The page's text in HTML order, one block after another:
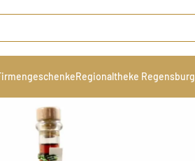
Regionaltheke Regensburg
Getränke Likör Herzkirsch Likör